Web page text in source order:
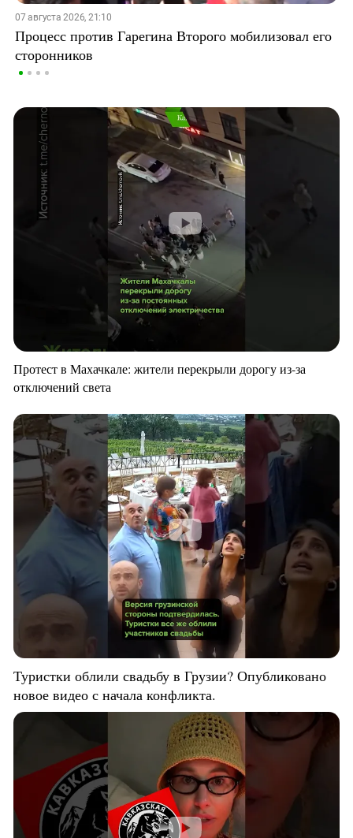
07 августа 2026, 21:10
Процесс против Гарегина Второго мобилизовал его
сторонников
Протест в Махачкале: жители перекрыли дорогу из-за
отключений света
Туристки облили свадьбу в Грузии? Опубликовано
новое видео с начала конфликта.